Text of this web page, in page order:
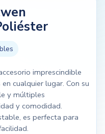
imprescindible
cualquier lugar. Con su
y múltiples
y comodidad.
es perfecta para